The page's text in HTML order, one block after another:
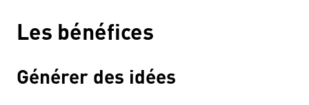
Les bénéfices
Générer des idées